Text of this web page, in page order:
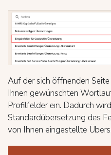
Auf der sich öffnenden
Ihnen gewünschten
Profilfelder ein. Dadurch
Standardübersetzung des
von Ihnen eingestellte